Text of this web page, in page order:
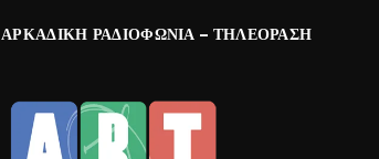
ΑΡΚΑΔΙΚΉ ΡΑΔΙΟΦΩΝΊΑ – ΤΗΛΕΌΡΑΣΗ